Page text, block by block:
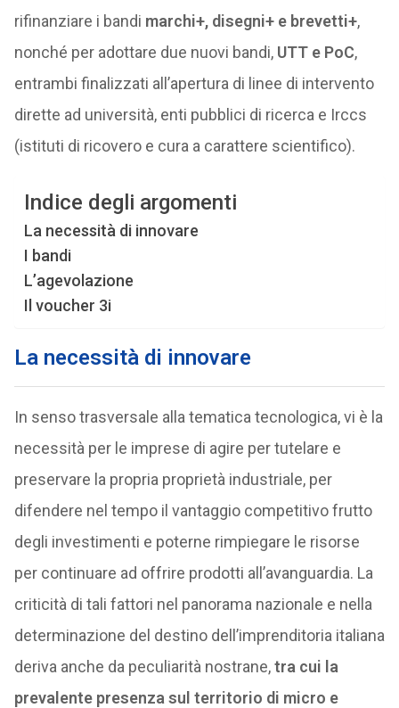
rifinanziare i bandi marchi+, disegni+ e brevetti+,
nonché per adottare due nuovi bandi, UTT e PoC,
entrambi finalizzati all’apertura di linee di intervento
dirette ad università, enti pubblici di ricerca e Irccs
(istituti di ricovero e cura a carattere scientifico).
Indice degli argomenti
La necessità di innovare
I bandi
L’agevolazione
Il voucher 3i
La necessità di innovare
In senso trasversale alla tematica tecnologica, vi è la
necessità per le imprese di agire per tutelare e
preservare la propria proprietà industriale, per
difendere nel tempo il vantaggio competitivo frutto
degli investimenti e poterne rimpiegare le risorse
per continuare ad offrire prodotti all’avanguardia. La
criticità di tali fattori nel panorama nazionale e nella
determinazione del destino dell’imprenditoria italiana
deriva anche da peculiarità nostrane,tra cui la
prevalente presenza sul territorio di micro e